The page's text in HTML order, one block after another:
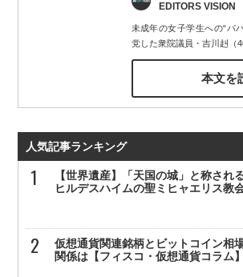
EDITORS VISION
未成年の女子学生への“パ
党した衆院議員・吉川赳（
本文を
人気記事ランキング
【世界遺産】「天国の城」と称される
ヒルデスハイムの聖ミヒャエリス教
仮想通貨関連銘柄とビットコイン相
関係は【フィスコ・仮想通貨コラム】